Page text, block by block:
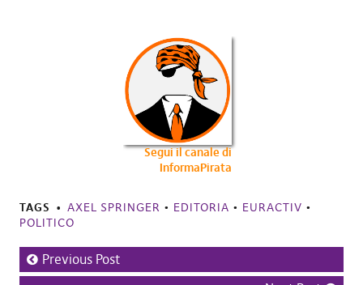
Segui il canale di
InformaPirata
TAGS AXEL SPRINGER • EDITORIA • EURACTIV •
POLITICO
Previous Post